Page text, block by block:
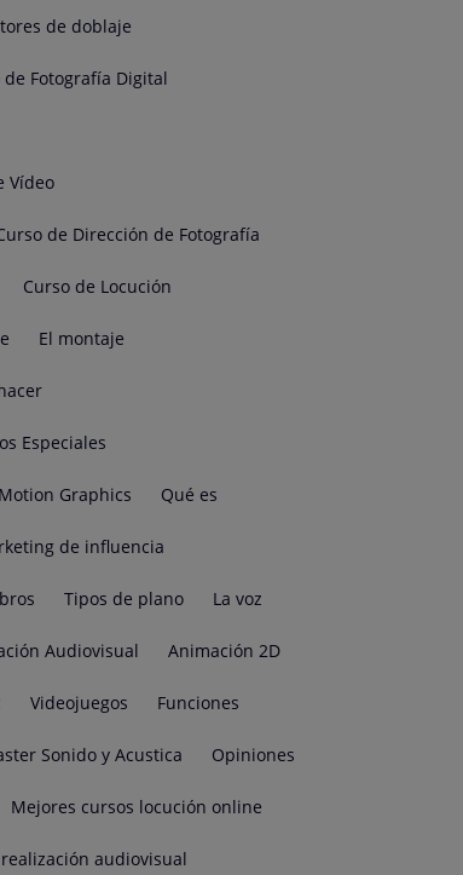
de doblaje
de Fotografía Digital
Vídeo
de Dirección de Fotografía
Curso de Locución
El montaje
Especiales
Graphics Qué es
de influencia
Tipos de plano La voz
Audiovisual Animación 2D
Videojuegos Funciones
Sonido y Acustica Opiniones
Mejores cursos locución online
audiovisual